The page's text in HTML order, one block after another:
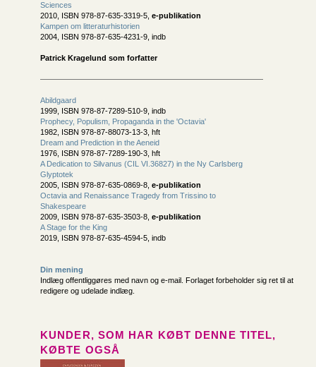
Sciences
2010, ISBN 978-87-635-3319-5, e-publikation
Kampen om litteraturhistorien
2004, ISBN 978-87-635-4231-9, indb
Patrick Kragelund som forfatter
Abildgaard
1999, ISBN 978-87-7289-510-9, indb
Prophecy, Populism, Propaganda in the 'Octavia'
1982, ISBN 978-87-88073-13-3, hft
Dream and Prediction in the Aeneid
1976, ISBN 978-87-7289-190-3, hft
A Dedication to Silvanus (CIL VI.36827) in the Ny Carlsberg
Glyptotek
2005, ISBN 978-87-635-0869-8, e-publikation
Octavia and Renaissance Tragedy from Trissino to
Shakespeare
2009, ISBN 978-87-635-3503-8, e-publikation
A Stage for the King
2019, ISBN 978-87-635-4594-5, indb
Din mening
Indlæg offentliggøres med navn og e-mail. Forlaget forbeholder sig ret til at
redigere og udelade indlæg.
KUNDER, SOM HAR KØBT DENNE TITEL,
KØBTE OGSÅ